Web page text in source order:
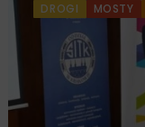
DROGI MOSTY